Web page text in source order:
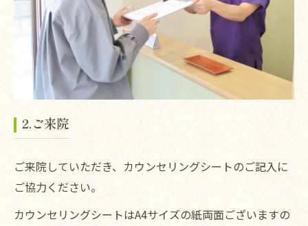
2.ご来院
ご来院していただき、カウンセリングシートのご記入に
ご協力ください。
カウンセリングシートはA4サイズの紙両面ございますの